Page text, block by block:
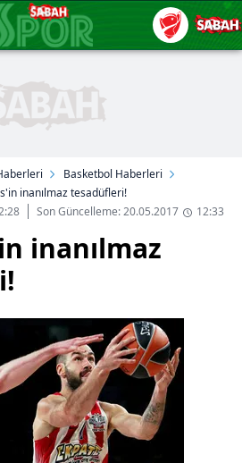
Basketbol Haberleri
inanılmaz tesadüfleri!
Son Güncelleme: 20.05.2017 12:33
inanılmaz